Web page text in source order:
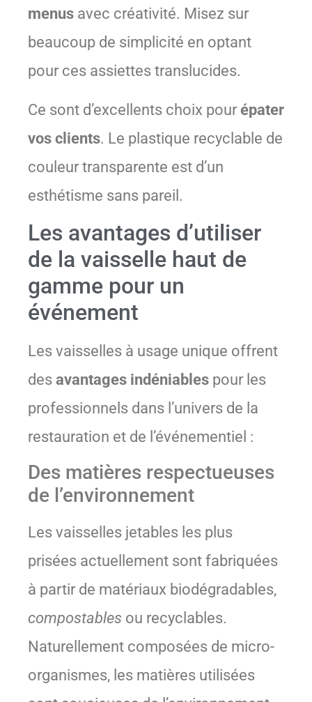
menus avec créativité. Misez sur
beaucoup de simplicité en optant
pour ces assiettes translucides.
Ce sont d’excellents choix pour épater
vos clients. Le plastique recyclable de
couleur transparente est d’un
esthétisme sans pareil.
Les avantages d’utiliser
de la vaisselle haut de
gamme pour un
événement
Les vaisselles à usage unique offrent
des avantages indéniables pour les
professionnels dans l’univers de la
restauration et de l’événementiel :
Des matières respectueuses
de l’environnement
Les vaisselles jetables les plus
prisées actuellement sont fabriquées
à partir de matériaux biodégradables,
compostables ou recyclables.
Naturellement composées de micro-
organismes, les matières utilisées